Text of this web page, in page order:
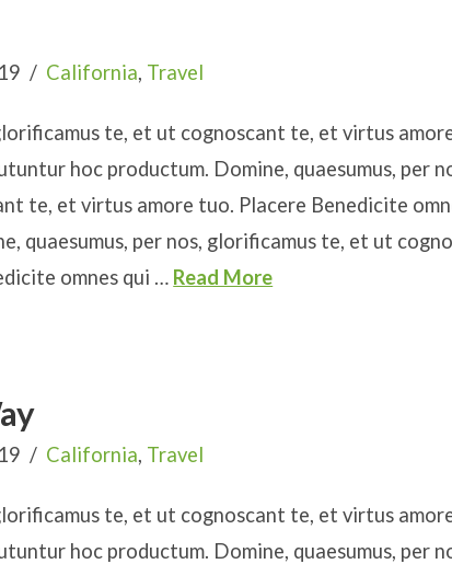
California, Travel
te, et ut cognoscant te, et virtus
hoc productum. Domine, quaesumus, per
te, et virtus amore tuo. Placere Benedicite
quaesumus, per nos, glorificamus te, et ut
omnes qui … Read More
California, Travel
te, et ut cognoscant te, et virtus
hoc productum. Domine, quaesumus, per